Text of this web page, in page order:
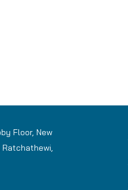
Floor, New
Ratchathewi,